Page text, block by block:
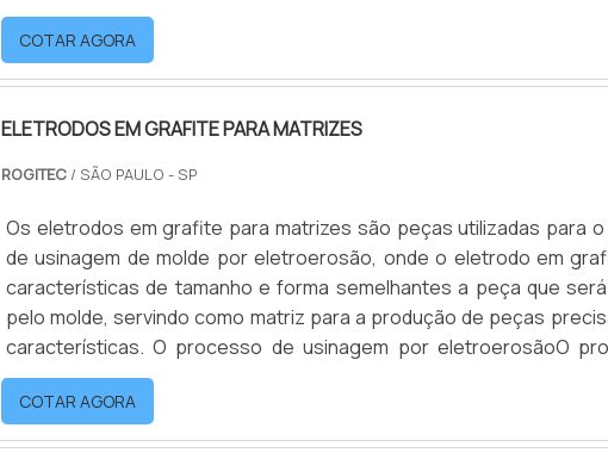
para ferramentariaA fabricação de um bom molde garante as
da peça, implicando na sua funcionalidade e qualidade. Indústrias c.
COTAR AGORA
ELETRODOS EM GRAFITE PARA MATRIZES
ROGITEC/ SÃO PAULO - SP
Os eletrodos em grafite para matrizes são peças utilizadas para
de usinagem de molde por eletroerosão, onde o eletrodo em
características de tamanho e forma semelhantes a peça que
pelo molde, servindo como matriz para a produção de peças
características. O processo de usinagem por eletroerosãoO processo de
usinagem por eletroerosão se diferencia pois não se dá
mecânico de materiais, mas por descargas elétricas, por este moti.
COTAR AGORA